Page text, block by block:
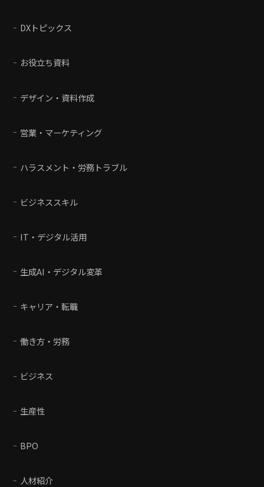
DXトピックス
お役立ち資料
デザイン・資料作成
営業・マーケティング
ハラスメント・労務トラブル
ビジネススキル
IT・デジタル活用
生成AI・デジタル変革
キャリア・転職
働き方・労務
ビジネス
生産性
BPO
人材紹介